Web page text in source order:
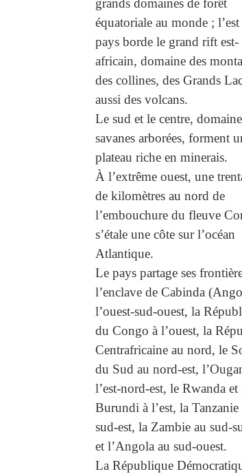
grands domaines de forêt
équatoriale au monde ; l’est
pays borde le grand rift est-
africain, domaine des
des collines, des Grands
aussi des volcans.
Le sud et le centre,
savanes arborées, forment
plateau riche en minerais.
À l’extrême ouest, une
de kilomètres au nord de
l’embouchure du fleuve
s’étale une côte sur l’océan
Atlantique.
Le pays partage ses
l’enclave de Cabinda
l’ouest-sud-ouest, la
du Congo à l’ouest, la
Centrafricaine au nord, le
du Sud au nord-est,
l’est-nord-est, le Rwanda et
Burundi à l’est, la Tanzanie
sud-est, la Zambie au sud-
et l’Angola au sud-ouest.
La République